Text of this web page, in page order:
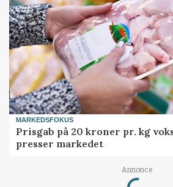
MARKEDSFOKUS
Prisgab på 20 kroner pr. kg
presser markedet
Annonce
Loading...